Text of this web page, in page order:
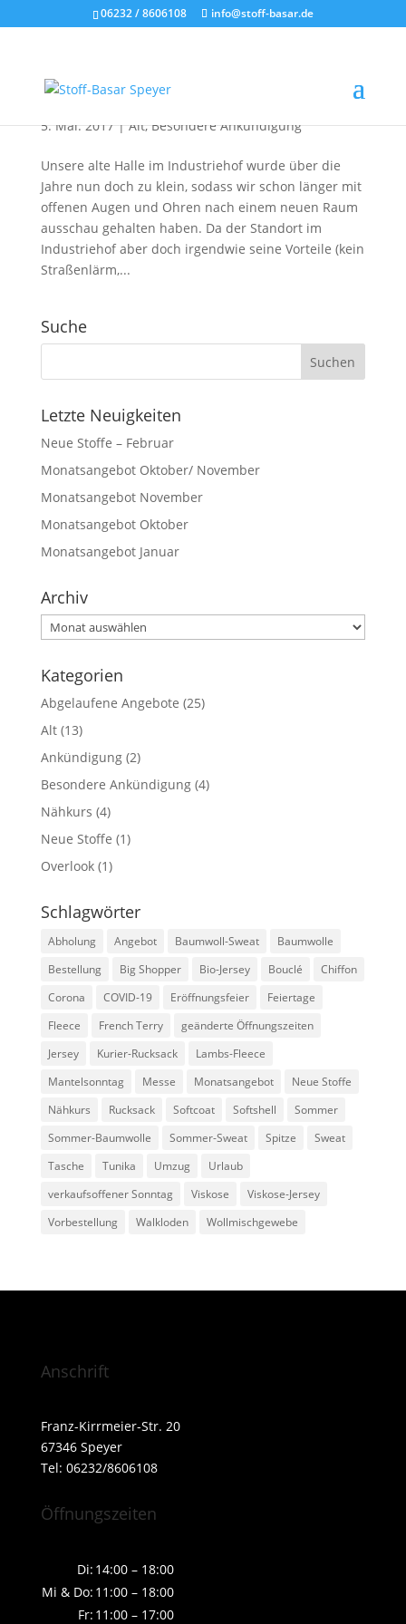
06232 / 8606108 info@stoff-basar.de
5. Mai. 2017|Alt,Besondere Ankündigung
Unsere alte Halle im Industriehof wurde über die
Jahre nun doch zu klein, sodass wir schon länger mit
offenen Augen und Ohren nach einem neuen Raum
ausschau gehalten haben. Da der Standort im
Industriehof aber doch irgendwie seine Vorteile (kein
Straßenlärm,...
Suche
Letzte Neuigkeiten
Neue Stoffe – Februar
Monatsangebot Oktober/ November
Monatsangebot November
Monatsangebot Oktober
Monatsangebot Januar
Archiv
Archiv
Kategorien
Abgelaufene Angebote (25)
Alt(13)
Ankündigung(2)
Besondere Ankündigung(4)
Nähkurs (4)
Neue Stoffe (1)
Overlook(1)
Schlagwörter
Abholung Angebot Baumwoll-Sweat
Baumwolle
Bestellung
Big Shopper Bio-Jersey Bouclé
Chiffon
Corona
COVID-19 Eröffnungsfeier
Feiertage
Fleece
French Terry
geänderte Öffnungszeiten
Jersey
Kurier-Rucksack
Lambs-Fleece
Mantelsonntag
Messe Monatsangebot
Neue Stoffe
Nähkurs
Rucksack Softcoat Softshell
Sommer
Sommer-Baumwolle
Sommer-Sweat Spitze
Sweat
Tasche
Tunika Umzug
Urlaub
verkaufsoffener Sonntag
Viskose
Viskose-Jersey
Vorbestellung
Walkloden Wollmischgewebe
Anschrift
Franz-Kirrmeier-Str. 20
67346 Speyer
Tel: 06232/8606108
Öffnungszeiten
Di: 14:00 – 18:00
Mi & Do: 11:00 – 18:00
Fr: 11:00 – 17:00